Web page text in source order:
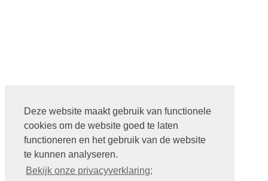
Deze website maakt gebruik van functionele
cookies om de website goed te laten
functioneren en het gebruik van de website
te kunnen analyseren.
Bekijk onze privacyverklaring;